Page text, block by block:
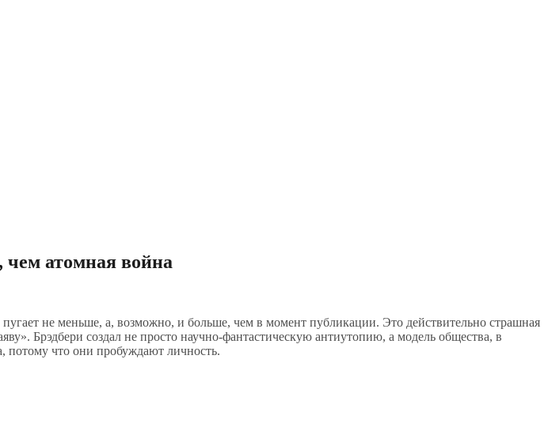
чем атомная война
не меньше, а, возможно, и больше, чем в момент публикации. Это действительно страшная
Брэдбери создал не просто научно-фантастическую антиутопию, а модель общества, в
потому что они пробуждают личность.